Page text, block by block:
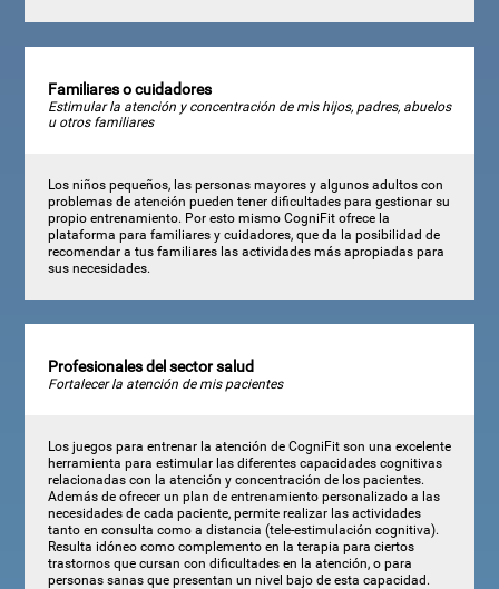
Familiares o cuidadores
Estimular la atención y concentración de mis hijos, padres, abuelos
u otros familiares
Los niños pequeños, las personas mayores y algunos adultos con
problemas de atención pueden tener dificultades para gestionar su
propio entrenamiento. Por esto mismo CogniFit ofrece la
plataforma para familiares y cuidadores, que da la posibilidad de
recomendar a tus familiares las actividades más apropiadas para
sus necesidades.
Profesionales del sector salud
Fortalecer la atención de mis pacientes
Los juegos para entrenar la atención de CogniFit son una excelente
herramienta para estimular las diferentes capacidades cognitivas
relacionadas con la atención y concentración de los pacientes.
Además de ofrecer un plan de entrenamiento personalizado a las
necesidades de cada paciente, permite realizar las actividades
tanto en consulta como a distancia (tele-estimulación cognitiva).
Resulta idóneo como complemento en la terapia para ciertos
trastornos que cursan con dificultades en la atención, o para
personas sanas que presentan un nivel bajo de esta capacidad.